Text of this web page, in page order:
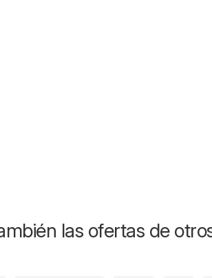
las ofertas de